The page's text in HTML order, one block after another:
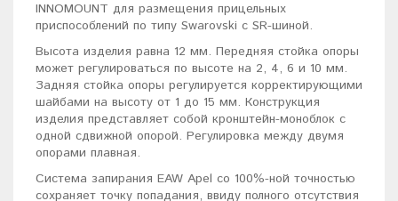
INNOMOUNT для размещения прицельных
приспособлений по типу Swarovski с SR-шиной.
Высота изделия равна 12 мм. Передняя стойка опоры
может регулироваться по высоте на 2, 4, 6 и 10 мм.
Задняя стойка опоры регулируется корректирующими
шайбами на высоту от 1 до 15 мм. Конструкция
изделия представляет собой кронштейн-моноблок с
одной сдвижной опорой. Регулировка между двумя
опорами плавная.
Система запирания EAW Apel со 100%-ной точностью
сохраняет точку попадания, ввиду полного отсутствия